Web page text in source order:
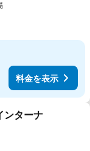
料金を表示
料金を表示
追加
ンターナ